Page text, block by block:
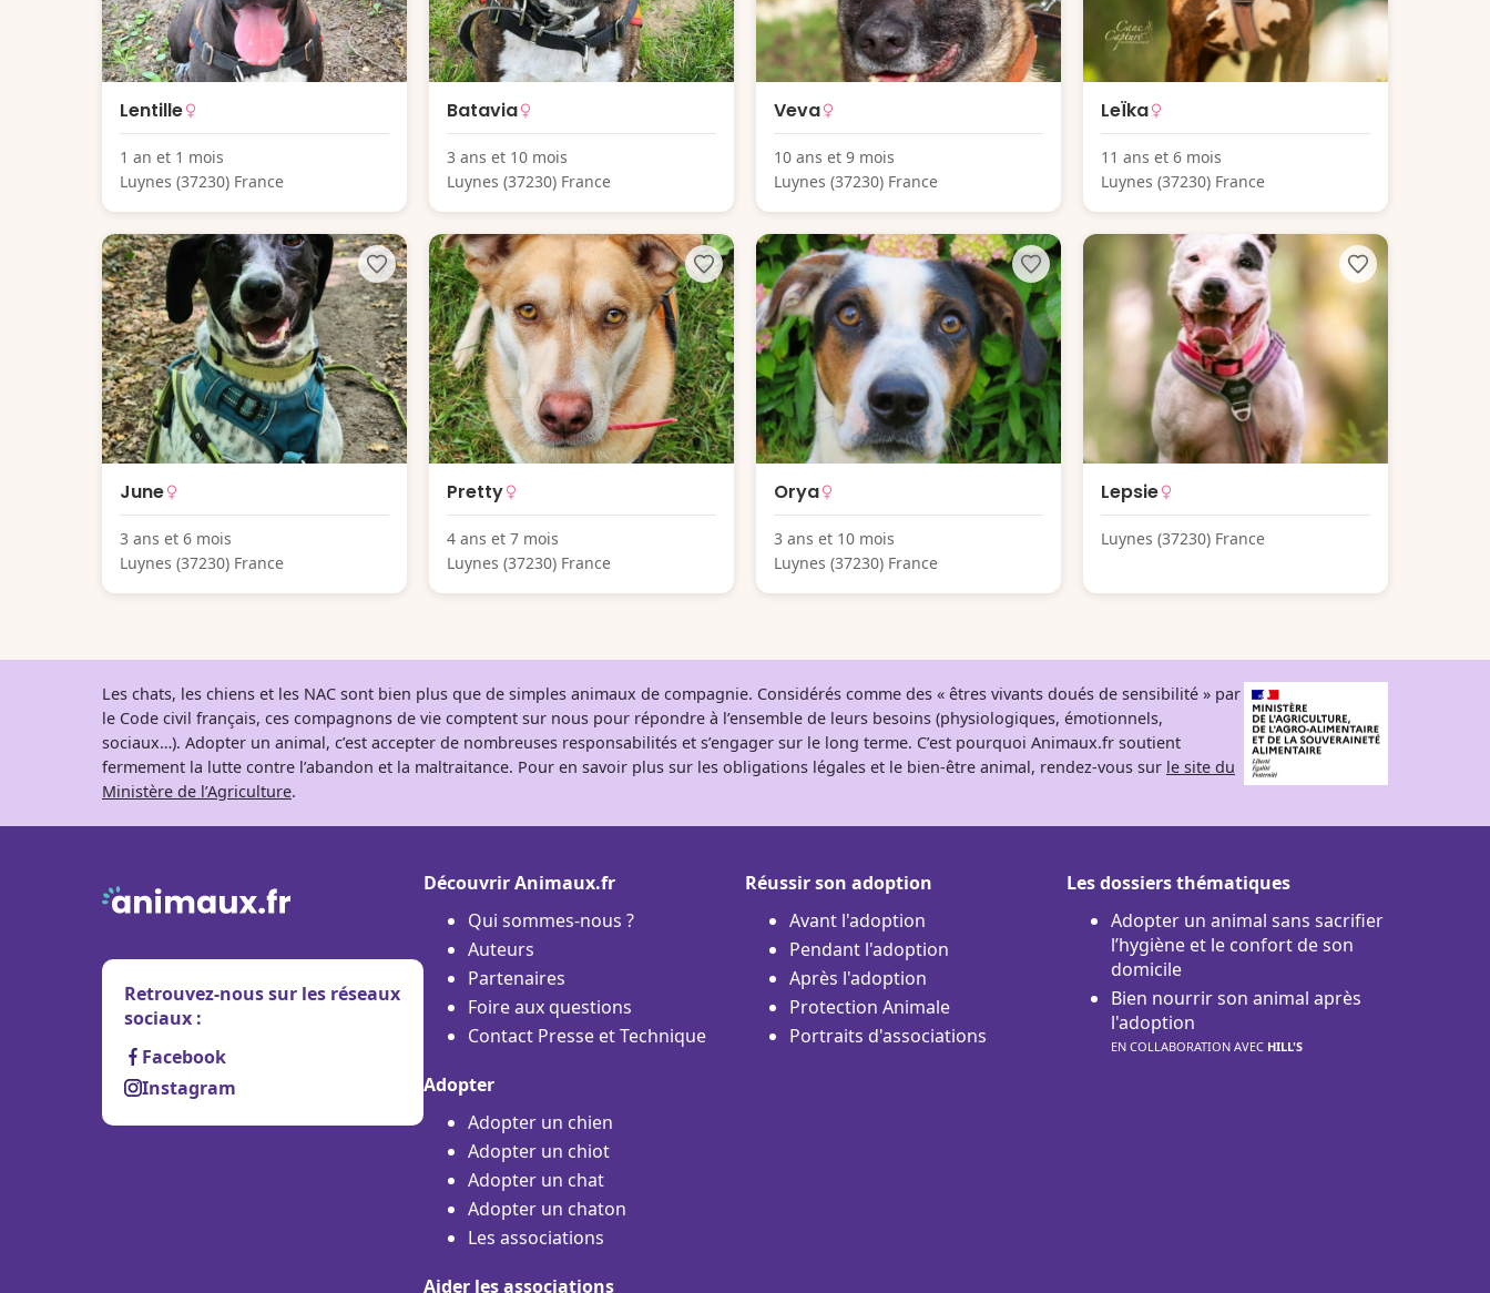
Lentille
1 an et 1 mois
Luynes (37230) France
Batavia
3 ans et 10 mois
Luynes (37230) France
Veva
10 ans et 9 mois
Luynes (37230) France
LeÏka
11 ans et 6 mois
Luynes (37230) France
June
3 ans et 6 mois
Luynes (37230) France
Pretty
4 ans et 7 mois
Luynes (37230) France
Orya
3 ans et 10 mois
Luynes (37230) France
Lepsie
Luynes (37230) France
Les chats, les chiens et les NAC sont bien plus que de simples animaux de compagnie. Considérés comme des « êtres vivants doués de sensibilité » par
le Code civil français, ces compagnons de vie comptent sur nous pour répondre à l’ensemble de leurs besoins (physiologiques, émotionnels,
sociaux…). Adopter un animal, c’est accepter de nombreuses responsabilités et s’engager sur le long terme. C’est pourquoi Animaux.fr soutient
fermement la lutte contre l’abandon et la maltraitance. Pour en savoir plus sur les obligations légales et le bien-être animal, rendez-vous sur le site du
Ministère de l’Agriculture.
Retrouvez-nous sur les réseaux
sociaux :
Facebook
Instagram
Découvrir Animaux.fr
Qui sommes-nous ?
Auteurs
Partenaires
Foire aux questions
Contact Presse et Technique
Adopter
Adopter un chien
Adopter un chiot
Adopter un chat
Adopter un chaton
Les associations
Aider les associations
Réussir son adoption
Avant l'adoption
Pendant l'adoption
Après l'adoption
Protection Animale
Portraits d'associations
Les dossiers thématiques
Adopter un animal sans sacrifier
l’hygiène et le confort de son
domicile
Bien nourrir son animal après
l'adoption
EN COLLABORATION AVEC HILL'S